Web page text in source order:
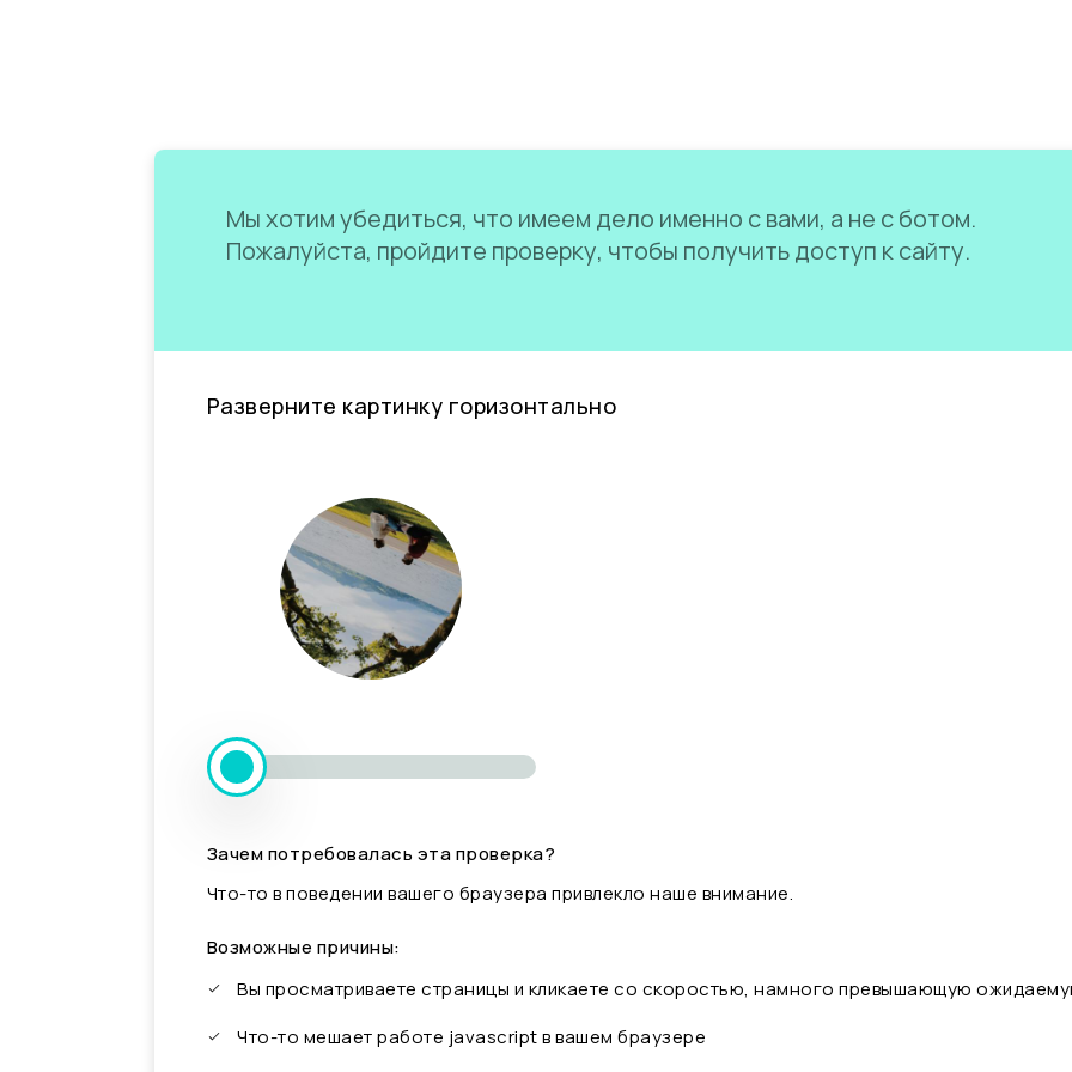
Мы хотим убедиться, что имеем дело именно с вами, а не с ботом.
Пожалуйста, пройдите проверку, чтобы получить доступ к сайту.
Разверните картинку горизонтально
Зачем потребовалась эта проверка?
Что-то в поведении вашего браузера привлекло наше внимание.
Возможные причины:
Вы просматриваете страницы и кликаете со скоростью, намного превышающую
Что-то мешает работе javascript в вашем браузере